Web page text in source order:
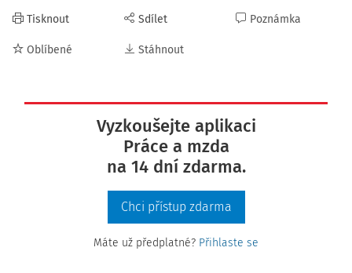
Tisknout
Oblíbené
Sdílet
Stáhnout
Poznámka
Vyzkoušejte aplikaci
Práce a mzda
na 14 dní zdarma.
Chci přístup zdarma
Máte už předplatné? Přihlaste se